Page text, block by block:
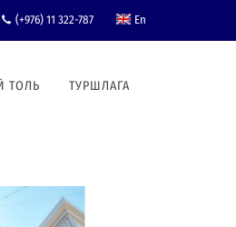
(+976) 11 322-787 En
ТОЛЬ ТУРШЛАГА